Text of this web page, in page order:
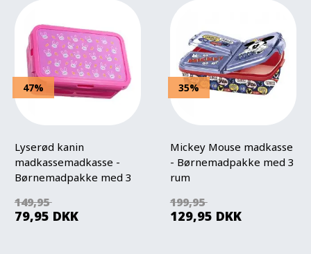
47%
Lyserød kanin
madkassemadkasse -
Børnemadpakke med 3
149,95
79,95 DKK
35%
Mickey Mouse madkasse
- Børnemadpakke med 3
rum
199,95
129,95 DKK